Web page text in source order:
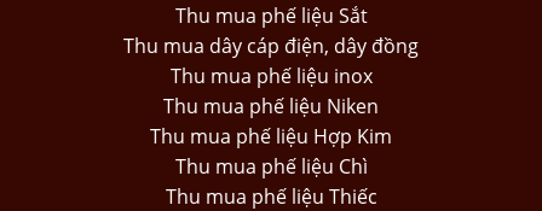
Thu mua phế liệu Sắt
Thu mua dây cáp điện, dây đồng
Thu mua phế liệu inox
Thu mua phế liệu Niken
Thu mua phế liệu Hợp Kim
Thu mua phế liệu Chì
Thu mua phế liệu Thiếc